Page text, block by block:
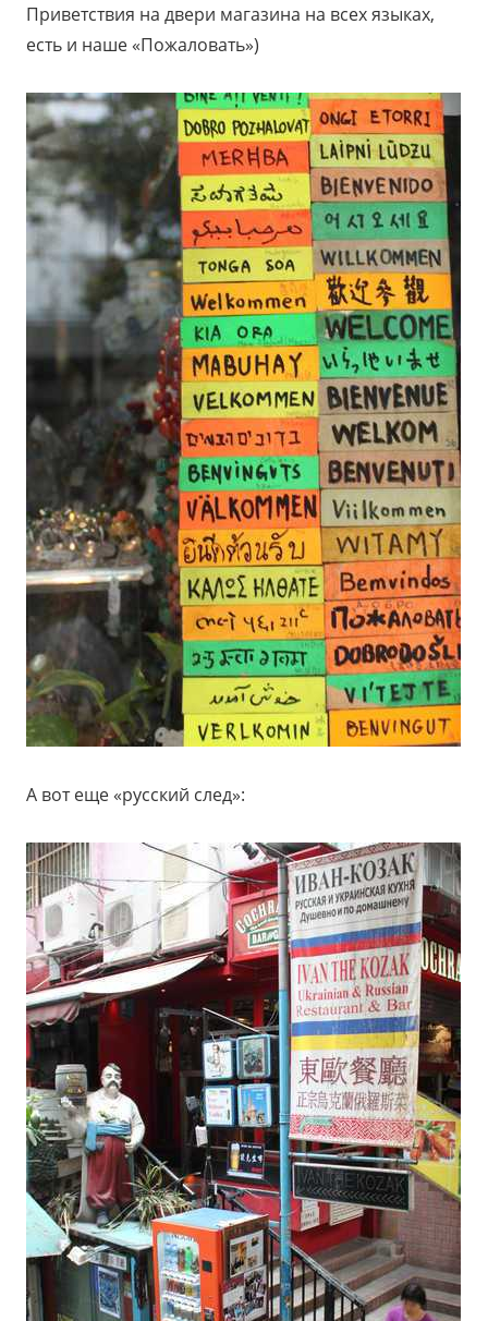
Приветствия на двери магазина на всех языках,
есть и наше «Пожаловать»)
А вот еще «русский след»: